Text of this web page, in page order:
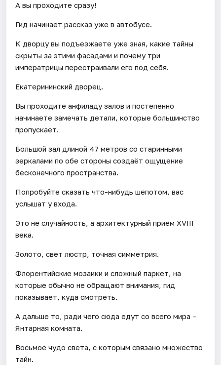
А вы проходите сразу!
Гид начинает рассказ уже в автобусе.
К дворцу вы подъезжаете уже зная, какие тайны
скрыты за этими фасадами и почему три
императрицы перестраивали его под себя.
Екатерининский дворец.
Вы проходите анфиладу залов и постепенно
начинаете замечать детали, которые большинство
пропускает.
Большой зал длиной 47 метров со старинными
зеркалами по обе стороны создаёт ощущение
бесконечного пространства.
Попробуйте сказать что-нибудь шёпотом, вас
услышат у входа.
Это не случайность, а архитектурный приём XVIII
века.
Золото, свет люстр, точная симметрия.
Флорентийские мозаики и сложный паркет, на
которые обычно не обращают внимания, гид
показывает, куда смотреть.
А дальше то, ради чего сюда едут со всего мира –
Янтарная комната.
Восьмое чудо света, с которым связано множество
тайн.